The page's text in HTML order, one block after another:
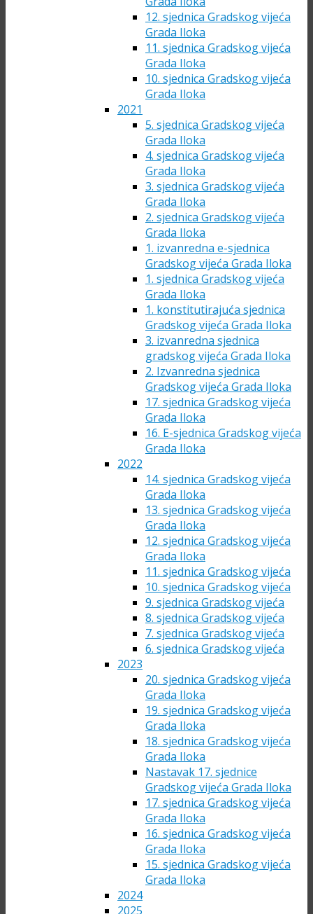
12. sjednica Gradskog vijeća
Grada Iloka
11. sjednica Gradskog vijeća
Grada Iloka
10. sjednica Gradskog vijeća
Grada Iloka
2021
5. sjednica Gradskog vijeća
Grada Iloka
4. sjednica Gradskog vijeća
Grada Iloka
3. sjednica Gradskog vijeća
Grada Iloka
2. sjednica Gradskog vijeća
Grada Iloka
1. izvanredna e-sjednica
Gradskog vijeća Grada Iloka
1. sjednica Gradskog vijeća
Grada Iloka
1. konstitutirajuća sjednica
Gradskog vijeća Grada Iloka
3. izvanredna sjednica
gradskog vijeća Grada Iloka
2. Izvanredna sjednica
Gradskog vijeća Grada Iloka
17. sjednica Gradskog vijeća
Grada Iloka
16. E-sjednica Gradskog vijeća
Grada Iloka
2022
14. sjednica Gradskog vijeća
Grada Iloka
13. sjednica Gradskog vijeća
Grada Iloka
12. sjednica Gradskog vijeća
Grada Iloka
11. sjednica Gradskog vijeća
10. sjednica Gradskog vijeća
9. sjednica Gradskog vijeća
8. sjednica Gradskog vijeća
7. sjednica Gradskog vijeća
6. sjednica Gradskog vijeća
2023
20. sjednica Gradskog vijeća
Grada Iloka
19. sjednica Gradskog vijeća
Grada Iloka
18. sjednica Gradskog vijeća
Grada Iloka
Nastavak 17. sjednice
Gradskog vijeća Grada Iloka
17. sjednica Gradskog vijeća
Grada Iloka
16. sjednica Gradskog vijeća
Grada Iloka
15. sjednica Gradskog vijeća
Grada Iloka
2024
2025